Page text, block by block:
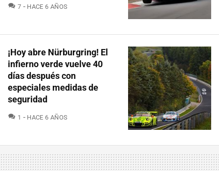
7 COMENTARIOS
HACE 6 AÑOS
¡Hoy abre Nürburgring! El
infierno verde vuelve 40
días después con
especiales medidas de
seguridad
1 COMENTARIOS
HACE 6 AÑOS